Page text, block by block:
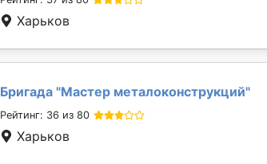
Харьков
Бригада "Мастер металоконструкций"
Рейтинг: 36 из 80
Харьков